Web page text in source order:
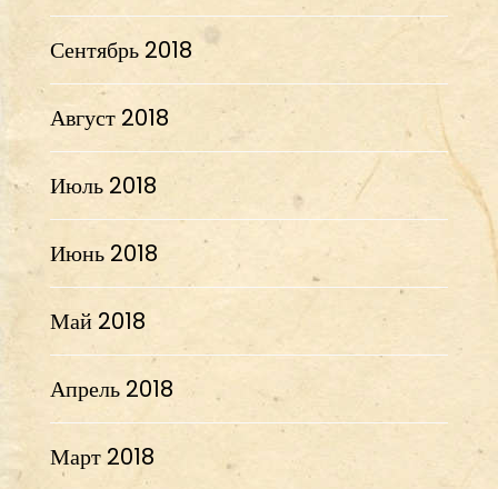
Сентябрь 2018
Август 2018
Июль 2018
Июнь 2018
Май 2018
Апрель 2018
Март 2018